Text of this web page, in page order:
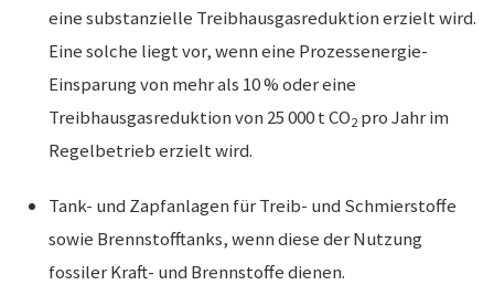
eine substanzielle Treibhausgasreduktion erzielt wird.
Eine solche liegt vor, wenn eine Prozessenergie-
Einsparung von mehr als 10 % oder eine
Treibhausgasreduktion von 25 000 t CO2 pro Jahr im
Regelbetrieb erzielt wird.
Tank- und Zapfanlagen für Treib- und Schmierstoffe
sowie Brennstofftanks, wenn diese der Nutzung
fossiler Kraft- und Brennstoffe dienen.